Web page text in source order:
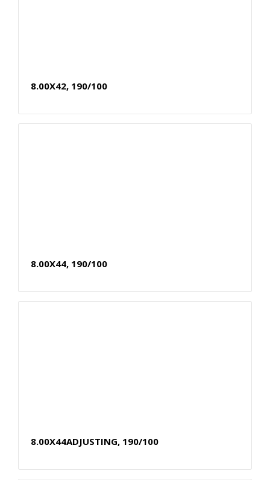
8.00X42, 190/100
8.00X44, 190/100
8.00X44ADJUSTING, 190/100